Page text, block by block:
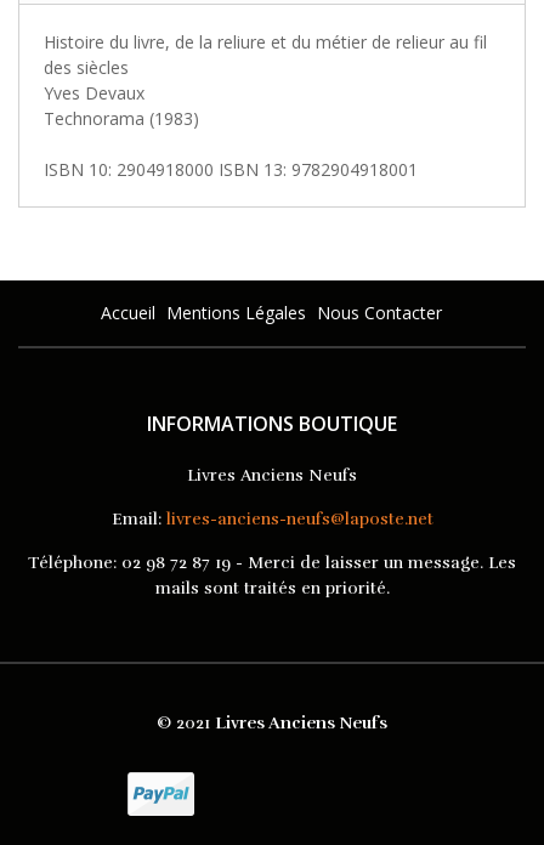
Histoire du livre, de la reliure et du métier de relieur au fil
des siècles
Yves Devaux
Technorama (1983)
ISBN 10: 2904918000 ISBN 13: 9782904918001
Accueil Mentions Légales Nous Contacter
INFORMATIONS BOUTIQUE
Livres Anciens Neufs
Email: livres-anciens-neufs@laposte.net
Téléphone: 02 98 72 87 19 - Merci de laisser un message. Les
mails sont traités en priorité.
© 2021 Livres Anciens Neufs